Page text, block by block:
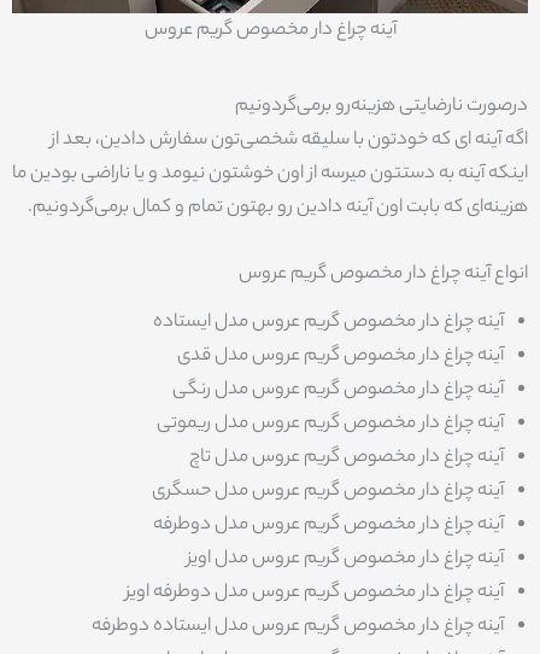
آینه چراغ دار مخصوص گریم عروس
درصورت نارضایتی هزینه‌رو برمی‌گردونیم
اگه آینه ای که خودتون با سلیقه شخصی‌تون سفارش دادین، بعد از
اینکه آینه به دستتون میرسه از اون خوشتون نیومد و یا ناراضی بودین ما
هزینه‌ای که بابت اون آینه دادین رو بهتون تمام و کمال برمی‌گردونیم.
انواع آینه چراغ‌‌ دار مخصوص گریم عروس
آینه چراغ‌‌ دار مخصوص گریم عروس مدل ایستاده
آینه چراغ‌‌ دار مخصوص گریم عروس مدل قدی
آینه چراغ‌‌ دار مخصوص گریم عروس مدل رنگی
آینه چراغ‌‌ دار مخصوص گریم عروس مدل ریموتی
آینه چراغ‌‌ دار مخصوص گریم عروس مدل تاچ
آینه چراغ‌‌ دار مخصوص گریم عروس مدل حسگری
آینه چراغ‌‌ دار مخصوص گریم عروس مدل دوطرفه
آینه چراغ‌‌ دار مخصوص گریم عروس مدل اویز
آینه چراغ‌‌ دار مخصوص گریم عروس مدل دوطرفه اویز
آینه چراغ‌‌ دار مخصوص گریم عروس مدل ایستاده دوطرفه